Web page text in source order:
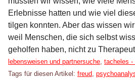
Erlebnisse hatten und wie viel
tilgen konnten. Aber das wissen
weil Menschen, die sich selbst
geholfen haben, nicht zu
Kategorien:
lebensweisen und partnersuche tacheles -
Tags für diesen Artikel: freud